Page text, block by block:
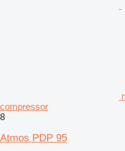
compressor
8
Atmos PDP 95